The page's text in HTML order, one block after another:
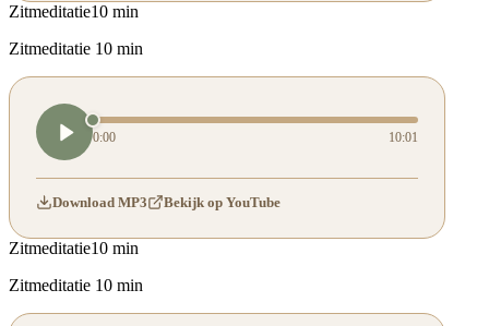
Zitmeditatie10 min
Zitmeditatie 10 min
0:00 10:01
Download MP3 Bekijk op YouTube
Zitmeditatie10 min
Zitmeditatie 10 min